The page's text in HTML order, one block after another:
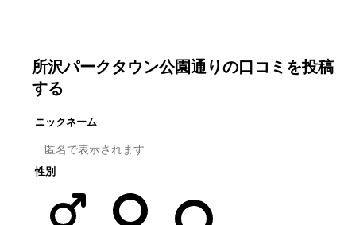
所沢パークタウン公園通りの口コミを投稿
する
ニックネーム
性別